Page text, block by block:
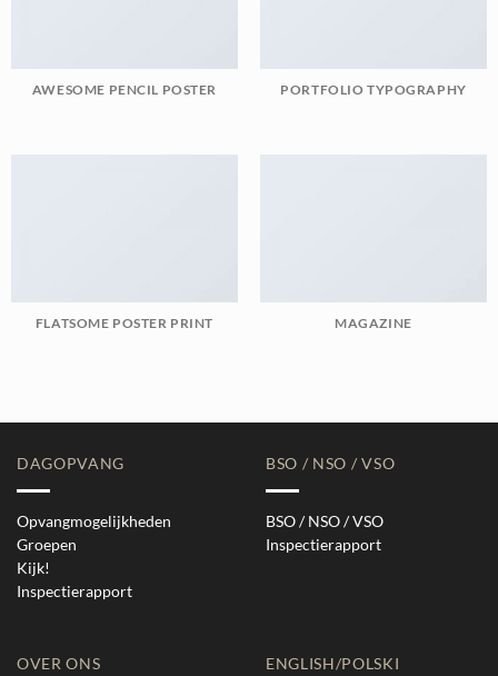
AWESOME PENCIL POSTER PORTFOLIO TYPOGRAPHY
FLATSOME POSTER PRINT MAGAZINE
DAGOPVANG
Opvangmogelijkheden
Groepen
Kijk!
Inspectierapport
BSO / NSO / VSO
BSO / NSO / VSO
Inspectierapport
OVER ONS ENGLISH/POLSKI